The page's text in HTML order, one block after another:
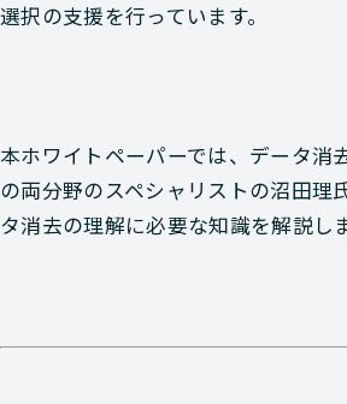
選択の支援を行っています。
本ホワイトペーパーでは、データ消
の両分野のスペシャリストの沼田理
タ消去の理解に必要な知識を解説しま